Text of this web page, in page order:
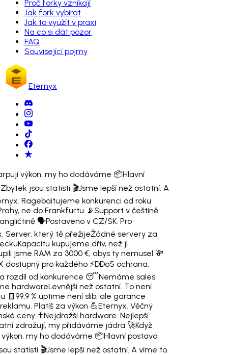
Proč forky vznikají
Jak fork vybírat
Jak to využít v praxi
Na co si dát pozor
FAQ
Související pojmy
Eternyx
výkon, my ho dodáváme 📦Hlavní
jsou statisti 🎬Jsme lepší než ostatní. A
Ragebaitujeme konkurenci od roku
ne do Frankfurtu 📡 Support v češtině.
🗣️Postaveno v CZ/SK. Pro
Server, který tě přežijeŽádné servery za
Kapacitu kupujeme dřív, než ji
jsme RAM za 3000 €, abys ty nemusel 💸
dostupný pro každého ⚡DDoS ochrana,
rozdíl od konkurence 😴Nemáme sales
hardwareLevnější než ostatní. To není
🧾99,9 % uptime není slib, ale garance
Platíš za výkon 💪Eternyx. Věčný
ceny ✝️Nejdražší hardware. Nejlepší
zdražují, my přidáváme jádra 🚀Když
my ho dodáváme 📦Hlavní postava
statisti 🎬Jsme lepší než ostatní. A víme to.